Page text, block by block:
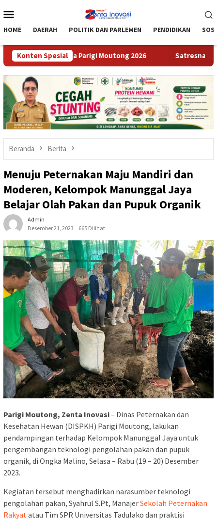
ke
Mobile
HOME DAERAH POLITIK DAN PARLEMEN PENDIDIKAN
Konten Spesial
Wisata Parigi Moutong 2026 Satresnarkoba Polres
Beranda Berita
Menuju Peternakan Maju Mandiri dan
Moderen, Kelompok Manunggal Jaya
Belajar Olah Pakan dan Pupuk Organik
Admin
Desember 21, 2023
665 Dilihat
Parigi Moutong, Zenta Inovasi– Dinas Peternakan dan
Kesehatan Hewan (DISPKH) Parigi Moutong, lakukan
pendampingan terhadap Kelompok Manunggal Jaya untuk
pengembangan teknologi pengolahan pakan dan pupuk
organik, di Ongka Malino, Selasa – Rabu (19 – 20) Desember
2023.
Kegiatan tersebut menghadirkan narasumber teknologi
pengolahan pakan, Syahrul S.Pt, ManajerSekolah Peternakan
Rakyat atau Tim SPR Universitas Tadulako dan praktisi